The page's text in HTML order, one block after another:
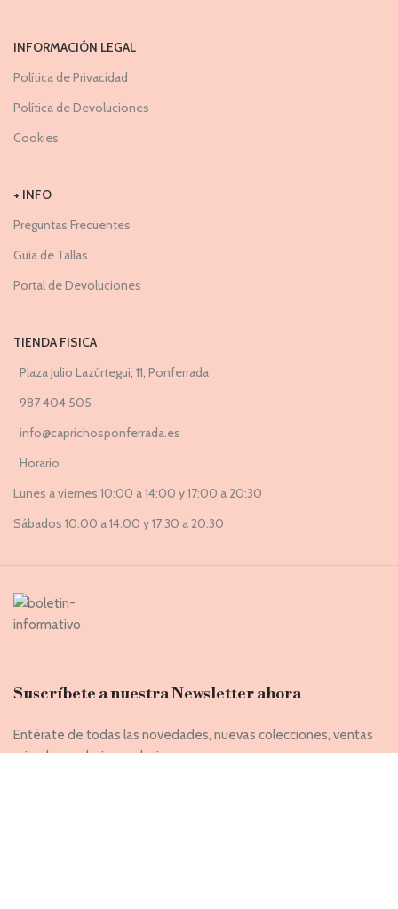
INFORMACIÓN LEGAL
Política de Privacidad
Política de Devoluciones
Cookies
+ INFO
Preguntas Frecuentes
Guía de Tallas
Portal de Devoluciones
TIENDA FISICA
Plaza Julio Lazúrtegui, 11, Ponferrada
987 404 505
info@caprichosponferrada.es
Horario
Lunes a viernes 10:00 a 14:00 y 17:00 a 20:30
Sábados 10:00 a 14:00 y 17:30 a 20:30
Suscríbete a nuestra Newsletter ahora
Entérate de todas las novedades, nuevas colecciones, ventas
privadas y rebajas exclusivas